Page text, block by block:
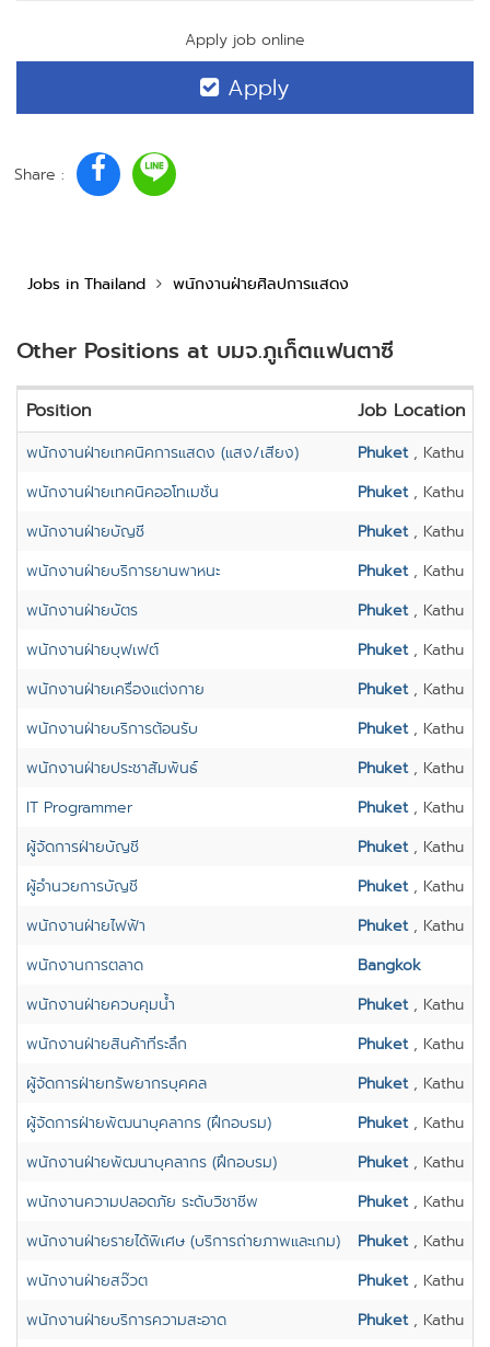
Apply job online
Apply
Share :
Jobs in Thailand พนักงานฝ่ายศิลปการแสดง
Other Positions at บมจ.ภูเก็ตแฟนตาซี
Position Job Location
พนักงานฝ่ายเทคนิคการแสดง (แสง/เสียง) Phuket, Kathu
พนักงานฝ่ายเทคนิคออโทเมชั่น
Phuket, Kathu
พนักงานฝ่ายบัญชี
Phuket, Kathu
พนักงานฝ่ายบริการยานพาหนะ
Phuket, Kathu
พนักงานฝ่ายบัตร
Phuket, Kathu
พนักงานฝ่ายบุฟเฟต์
Phuket, Kathu
พนักงานฝ่ายเครื่องแต่งกาย
Phuket, Kathu
พนักงานฝ่ายบริการต้อนรับ
Phuket, Kathu
พนักงานฝ่ายประชาสัมพันธ์
Phuket, Kathu
IT Programmer
Phuket, Kathu
ผู้จัดการฝ่ายบัญชี
Phuket, Kathu
ผู้อำนวยการบัญชี
Phuket, Kathu
พนักงานฝ่ายไฟฟ้า
Phuket, Kathu
พนักงานการตลาด
Bangkok
พนักงานฝ่ายควบคุมน้ำ
Phuket, Kathu
พนักงานฝ่ายสินค้าที่ระลึก
Phuket, Kathu
ผู้จัดการฝ่ายทรัพยากรบุคคล
Phuket, Kathu
ผู้จัดการฝ่ายพัฒนาบุคลากร (ฝึกอบรม)
Phuket, Kathu
พนักงานฝ่ายพัฒนาบุคลากร (ฝึกอบรม)
Phuket, Kathu
พนักงานความปลอดภัย ระดับวิชาชีพ
Phuket, Kathu
พนักงานฝ่ายรายได้พิเศษ (บริการถ่ายภาพและเกม)
Phuket, Kathu
พนักงานฝ่ายสจ๊วต
Phuket, Kathu
พนักงานฝ่ายบริการความสะอาด
Phuket, Kathu